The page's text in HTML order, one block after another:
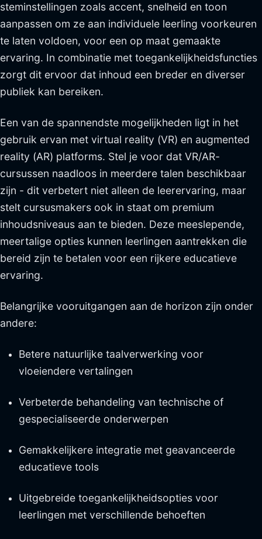
steminstellingen zoals accent, snelheid en toon
aanpassen om ze aan individuele leerling voorkeuren
te laten voldoen, voor een op maat gemaakte
ervaring. In combinatie met toegankelijkheidsfuncties
zorgt dit ervoor dat inhoud een breder en diverser
publiek kan bereiken.
Een van de spannendste mogelijkheden ligt in het
gebruik ervan met virtual reality (VR) en augmented
reality (AR) platforms. Stel je voor dat VR/AR-
cursussen naadloos in meerdere talen beschikbaar
zijn - dit verbetert niet alleen de leerervaring, maar
stelt cursusmakers ook in staat om premium
inhoudsniveaus aan te bieden. Deze meeslepende,
meertalige opties kunnen leerlingen aantrekken die
bereid zijn te betalen voor een rijkere educatieve
ervaring.
Belangrijke vooruitgangen aan de horizon zijn onder
andere:
Betere natuurlijke taalverwerking voor
vloeiendere vertalingen
Verbeterde behandeling van technische of
gespecialiseerde onderwerpen
Gemakkelijkere integratie met geavanceerde
educatieve tools
Uitgebreide toegankelijkheidsopties voor
leerlingen met verschillende behoeften